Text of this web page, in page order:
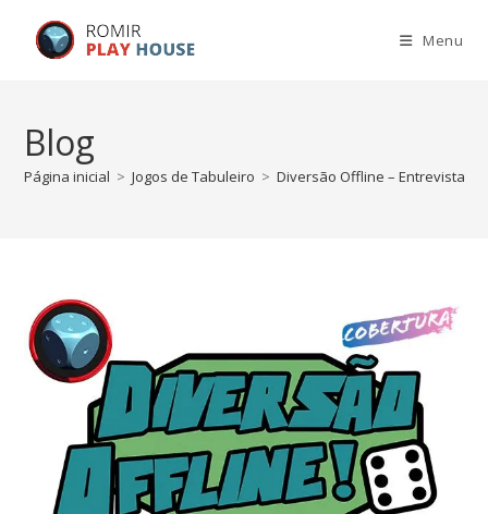
Menu
Blog
Página inicial > Jogos de Tabuleiro > Diversão Offline – Entrevistas